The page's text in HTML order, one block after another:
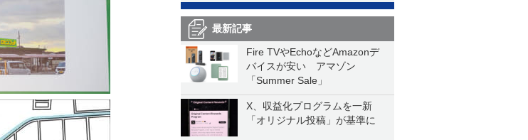
最新記事
Fire TVやEchoなどAmazonデ
バイスが安い アマゾン
「Summer Sale」
X、収益化プログラムを一新
「オリジナル投稿」が基準に